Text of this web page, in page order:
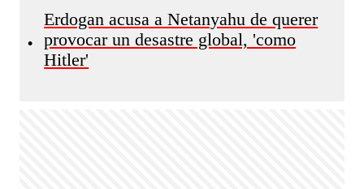
•
Erdogan acusa a Netanyahu de querer
provocar un desastre global, 'como
Hitler'